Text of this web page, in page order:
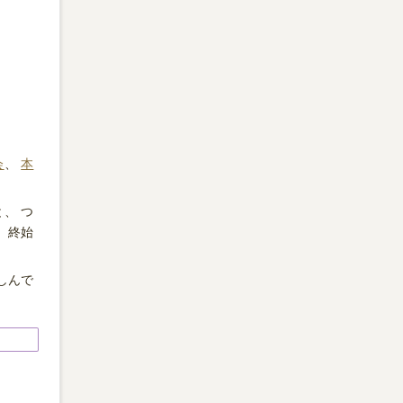
、本
、 つ
終始
んで